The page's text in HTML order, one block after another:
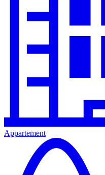
Appartement